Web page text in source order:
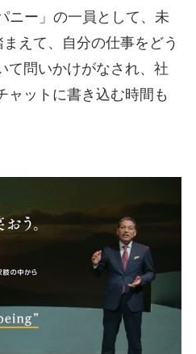
ニー」の一員として、未
えて、自分の仕事をどう
て問いかけがなされ、社
ャットに書き込む時間も